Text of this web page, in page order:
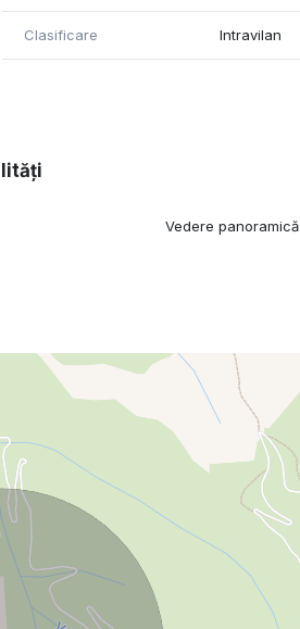
Clasificare Intravilan
Vedere panoramică